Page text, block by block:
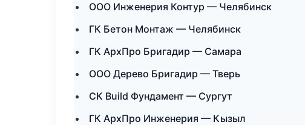
ООО Инженерия Контур — Челябинск
ГК Бетон Монтаж — Челябинск
ГК АрхПро Бригадир — Самара
ООО Дерево Бригадир — Тверь
СК Build Фундамент — Сургут
ГК АрхПро Инженерия — Кызыл